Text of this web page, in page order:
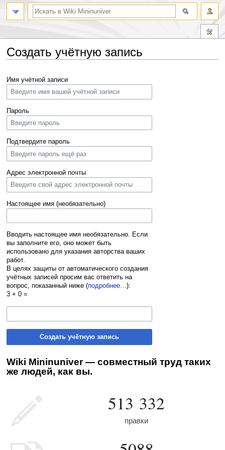
Создать учётную запись
к
навигации
к
поиску
Имя учётной записи
Пароль
Подтвердите пароль
Адрес электронной почты
Настоящее имя (необязательно)
Вводить настоящее имя необязательно. Если
вы заполните его, оно может быть
использовано для указания авторства ваших
работ.
В целях защиты от автоматического создания
учётных записей просим вас ответить на
вопрос, показанный ниже (подробнее…):
3 + 0 =
Создать учётную запись
Wiki Mininuniver — совместный труд таких
же людей, как вы.
513 332
правки